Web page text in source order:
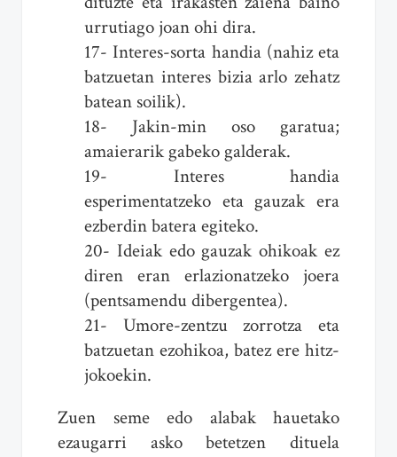
urrutiago joan ohi dira.
17- Interes-sorta handia (nahiz eta
batzuetan interes bizia arlo zehatz
batean soilik).
18- Jakin-min oso garatua;
amaierarik gabeko galderak.
19- Interes handia
esperimentatzeko eta gauzak era
ezberdin batera egiteko.
20- Ideiak edo gauzak ohikoak ez
diren eran erlazionatzeko joera
(pentsamendu dibergentea).
21- Umore-zentzu zorrotza eta
batzuetan ezohikoa, batez ere hitz-
jokoekin.
Zuen seme edo alabak hauetako
ezaugarri asko betetzen dituela